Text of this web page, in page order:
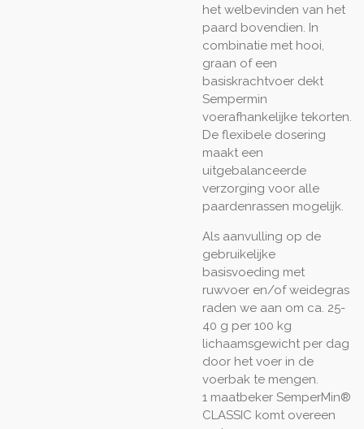
het welbevinden van het
paard bovendien. In
combinatie met hooi,
graan of een
basiskrachtvoer dekt
Sempermin
voerafhankelijke tekorten.
De flexibele dosering
maakt een
uitgebalanceerde
verzorging voor alle
paardenrassen mogelijk.
Als aanvulling op de
gebruikelijke
basisvoeding met
ruwvoer en/of weidegras
raden we aan om ca. 25-
40 g per 100 kg
lichaamsgewicht per dag
door het voer in de
voerbak te mengen.
1 maatbeker SemperMin®
CLASSIC komt overeen